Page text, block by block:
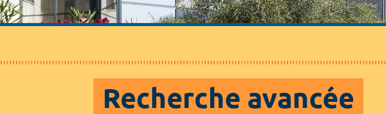
Recherche avancée